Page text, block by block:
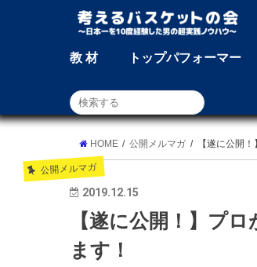
教 材 トップパフォーマー
HOME 公開メルマガ 【遂に公開
公開メルマガ
2019.12.15
【遂に公開！】プ
ます！